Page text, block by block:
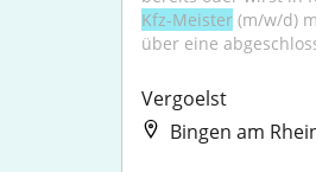
Kfz-Meister (m/w/d)
über eine
Vergoelst
Bingen am